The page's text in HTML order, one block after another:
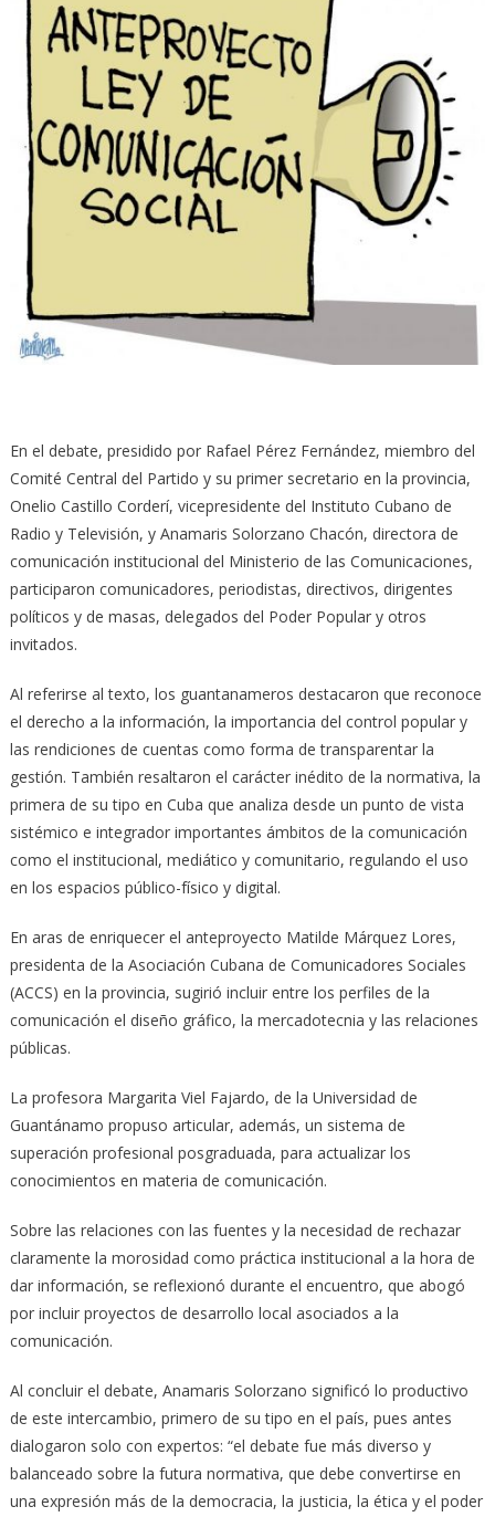
En el debate, presidido por Rafael Pérez Fernández, miembro del
Comité Central del Partido y su primer secretario en la provincia,
Onelio Castillo Corderí, vicepresidente del Instituto Cubano de
Radio y Televisión, y Anamaris Solorzano Chacón, directora de
comunicación institucional del Ministerio de las Comunicaciones,
participaron comunicadores, periodistas, directivos, dirigentes
políticos y de masas, delegados del Poder Popular y otros
invitados.
Al referirse al texto, los guantanameros destacaron que reconoce
el derecho a la información, la importancia del control popular y
las rendiciones de cuentas como forma de transparentar la
gestión. También resaltaron el carácter inédito de la normativa, la
primera de su tipo en Cuba que analiza desde un punto de vista
sistémico e integrador importantes ámbitos de la comunicación
como el institucional, mediático y comunitario, regulando el uso
en los espacios público-físico y digital.
En aras de enriquecer el anteproyecto Matilde Márquez Lores,
presidenta de la Asociación Cubana de Comunicadores Sociales
(ACCS) en la provincia, sugirió incluir entre los perfiles de la
comunicación el diseño gráfico, la mercadotecnia y las relaciones
públicas.
La profesora Margarita Viel Fajardo, de la Universidad de
Guantánamo propuso articular, además, un sistema de
superación profesional posgraduada, para actualizar los
conocimientos en materia de comunicación.
Sobre las relaciones con las fuentes y la necesidad de rechazar
claramente la morosidad como práctica institucional a la hora de
dar información, se reflexionó durante el encuentro, que abogó
por incluir proyectos de desarrollo local asociados a la
comunicación.
Al concluir el debate, Anamaris Solorzano significó lo productivo
de este intercambio, primero de su tipo en el país, pues antes
dialogaron solo con expertos: “el debate fue más diverso y
balanceado sobre la futura normativa, que debe convertirse en
una expresión más de la democracia, la justicia, la ética y el poder